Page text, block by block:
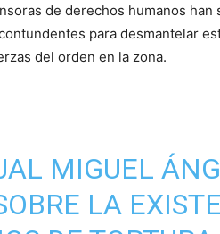
de derechos humanos han
para desmantelar
del orden en la zona.
MIGUEL
LA